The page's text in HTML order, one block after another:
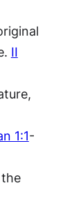
II
1:1-